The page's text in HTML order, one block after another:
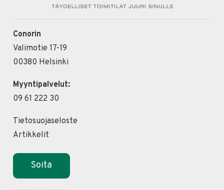
Conorin
Valimotie 17-19
00380 Helsinki
Myyntipalvelut:
09 61 222 30
Tietosuojaseloste
Artikkelit
Soita